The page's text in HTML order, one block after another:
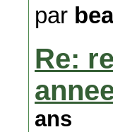
par bea
Re:
ans